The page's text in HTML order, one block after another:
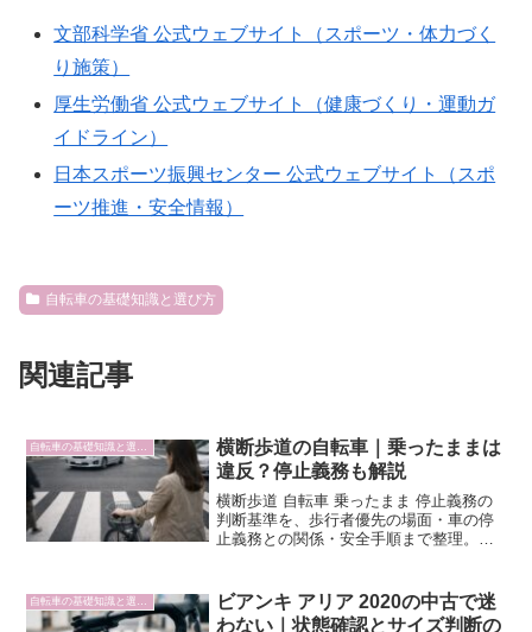
文部科学省 公式ウェブサイト（スポーツ・体力づく
り施策）
厚生労働省 公式ウェブサイト（健康づくり・運動ガ
イドライン）
日本スポーツ振興センター 公式ウェブサイト（スポ
ーツ推進・安全情報）
自転車の基礎知識と選び方
関連記事
自転車の基礎知識と選び方
横断歩道の自転車｜乗ったままは
違反？停止義務も解説
横断歩道 自転車 乗ったまま 停止義務の
判断基準を、歩行者優先の場面・車の停
止義務との関係・安全手順まで整理。迷
ビアンキ アリア 2020の中古で迷
わない｜状態確認とサイズ判断の